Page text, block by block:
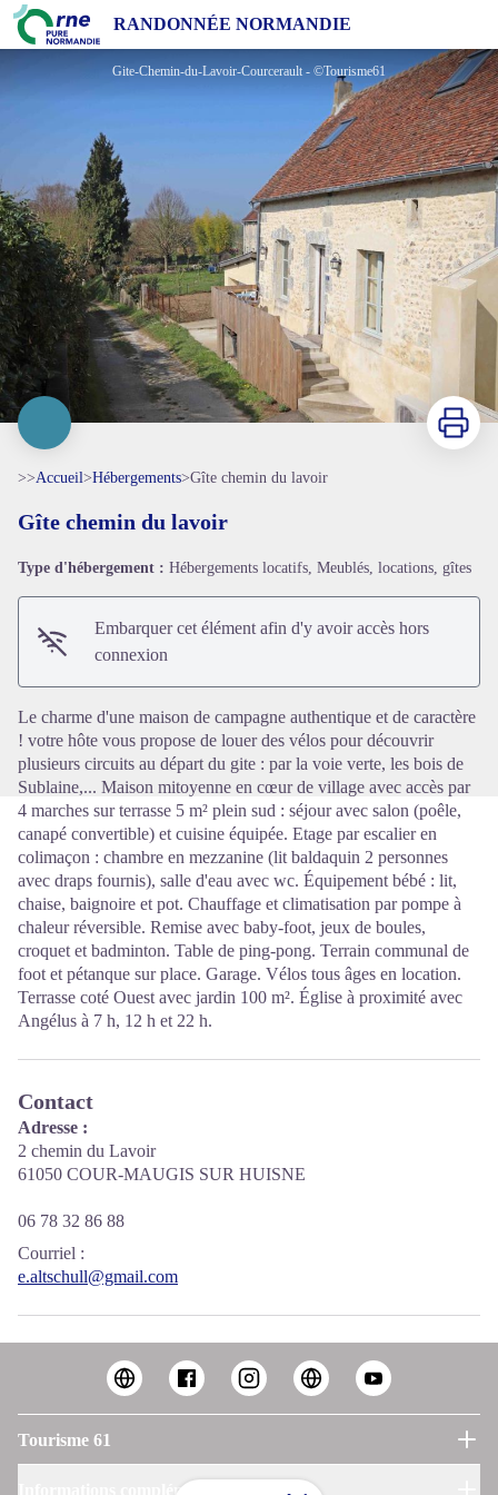
RANDONNÉE NORMANDIE
Gîte chemin du lavoir
Gite-Chemin-du-Lavoir-Courcerault - ©Tourisme61
Voir l'image en plein écran
Imprimer
>>Accueil>Hébergements>Gîte chemin du lavoir
Gîte chemin du lavoir
Type d'hébergement : Hébergements locatifs, Meublés, locations, gîtes
Embarquer cet élément afin d'y avoir accès hors
connexion
Le charme d'une maison de campagne authentique et de caractère
! votre hôte vous propose de louer des vélos pour découvrir
plusieurs circuits au départ du gite : par la voie verte, les bois de
Sublaine,... Maison mitoyenne en cœur de village avec accès par
4 marches sur terrasse 5 m² plein sud : séjour avec salon (poêle,
canapé convertible) et cuisine équipée. Etage par escalier en
colimaçon : chambre en mezzanine (lit baldaquin 2 personnes
avec draps fournis), salle d'eau avec wc. Équipement bébé : lit,
chaise, baignoire et pot. Chauffage et climatisation par pompe à
chaleur réversible. Remise avec baby-foot, jeux de boules,
croquet et badminton. Table de ping-pong. Terrain communal de
foot et pétanque sur place. Garage. Vélos tous âges en location.
Terrasse coté Ouest avec jardin 100 m². Église à proximité avec
Angélus à 7 h, 12 h et 22 h.
Contact
Adresse :
2 chemin du Lavoir
61050 COUR-MAUGIS SUR HUISNE
06 78 32 86 88
Courriel :
e.altschull@gmail.com
Tourisme 61
Informations complémentaires